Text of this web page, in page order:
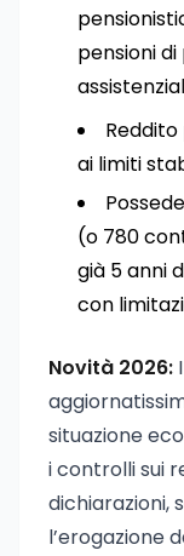
pensioni
ai limiti
(o 780
già 5 anni
con
Novità 2026:
situazione
i controlli sui
dichiarazioni,
l’erogazione